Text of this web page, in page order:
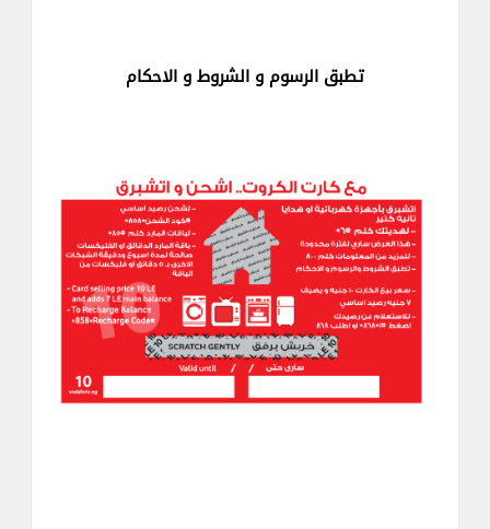
تطبق الرسوم و الشروط و الاحكام